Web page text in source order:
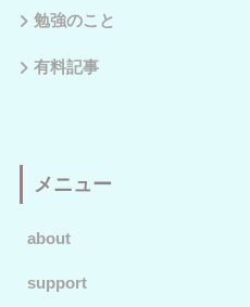
勉強のこと
有料記事
メニュー
about
support